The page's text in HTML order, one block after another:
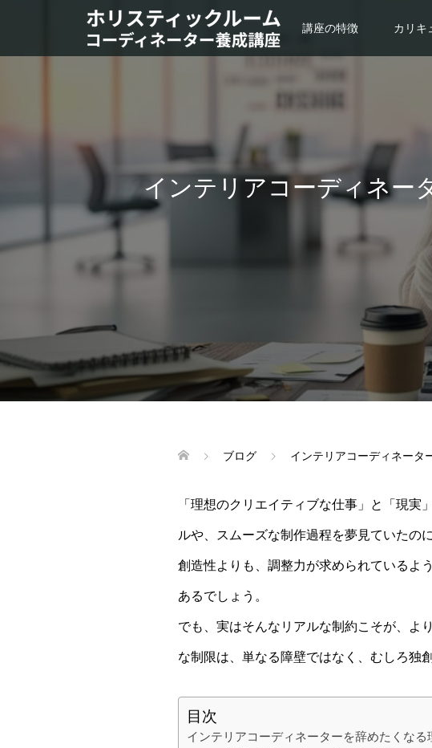
講座の特徴 カリキ
インテリアコーディネー
ブログ インテリアコーディネータ
「理想のクリエイティブな仕事」と「現
ルや、スムーズな制作過程を夢見ていたの
創造性よりも、調整力が求められているよ
あるでしょう。
でも、実はそんなリアルな制約こそが、よ
な制限は、単なる障壁ではなく、むしろ独
目次
インテリアコーディネーターを辞めたくなる